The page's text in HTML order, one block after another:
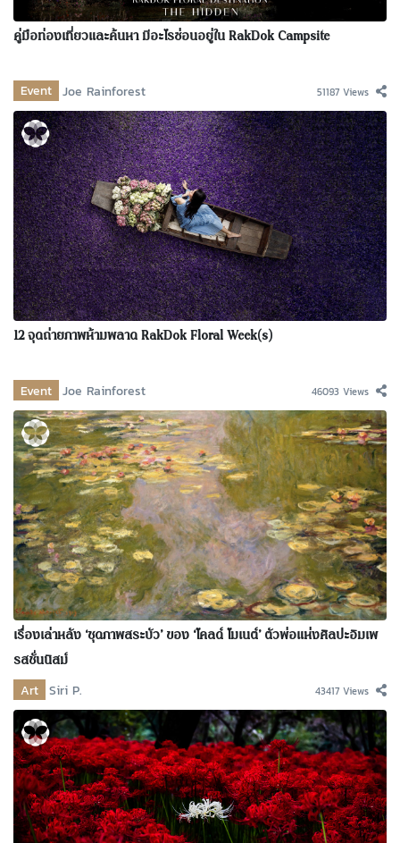
คู่มือท่องเที่ยวและค้นหา มีอะไรซ่อนอยู่ใน RakDok Campsite
Event Joe Rainforest 51187 Views
12 จุดถ่ายภาพห้ามพลาด RakDok Floral Week(s)
Event Joe Rainforest 46093 Views
เรื่องเล่าหลัง ‘ชุดภาพสระบัว’ ของ ‘โคลด์ โมเนต์’ ตัวพ่อแห่งศิลปะอิมเพ
รสชั่นนิสม์
Art Siri P. 43417 Views